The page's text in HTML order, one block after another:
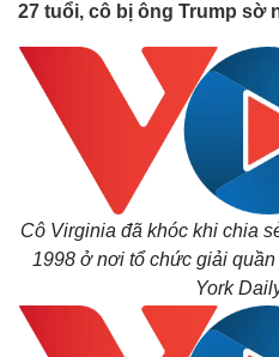
Đảng
Quốc hội
Nhận diện sự thật
27 tuổi, cô bị ông Trump sờ
Cô Virginia đã khóc khi chia
1998 ở nơi tổ chức giải
York